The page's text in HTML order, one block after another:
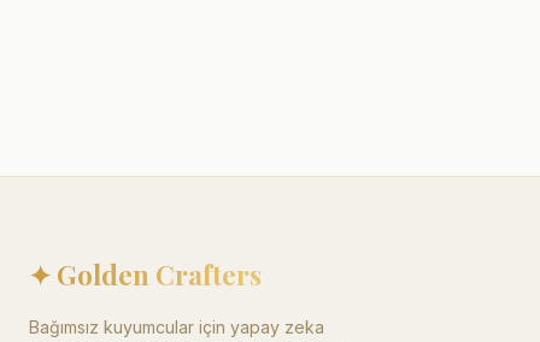
✦ Golden Crafters
Bağımsız kuyumcular için yapay zeka